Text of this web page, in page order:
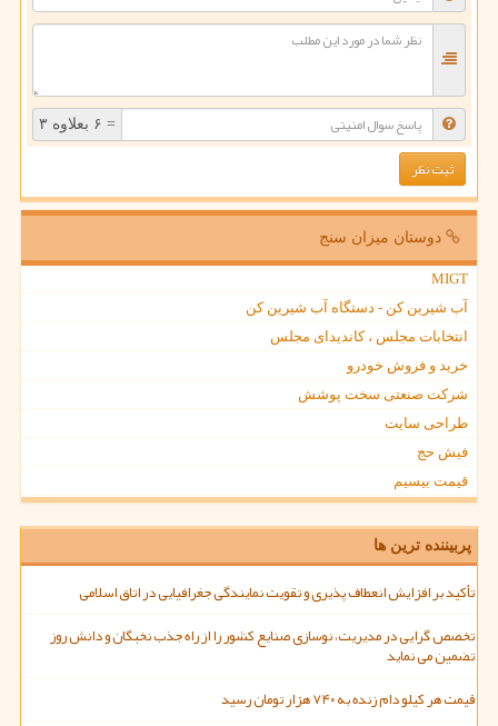
= ۶ بعلاوه ۳
دوستان میزان سنج
MIGT
آب شیرین کن - دستگاه آب شیرین کن
انتخابات مجلس ، کاندیدای مجلس
خرید و فروش خودرو
شرکت صنعتی سخت پوشش
طراحی سایت
فیش حج
قیمت بیسیم
پربیننده ترین ها
تأکید بر افزایش انعطاف پذیری و تقویت نمایندگی جغرافیایی در اتاق اسلامی
تخصص گرایی در مدیریت، نوسازی صنایع کشور را از راه جذب نخبگان و دانش روز
تضمین می نماید
قیمت هر کیلو دام زنده به ۷۴۰ هزار تومان رسید